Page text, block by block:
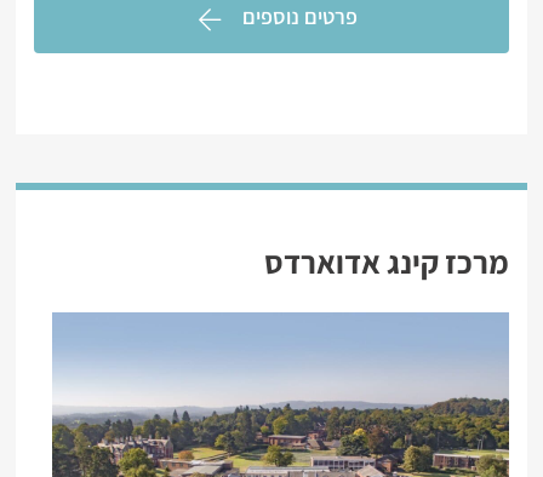
פרטים נוספים
מרכז קינג אדוארדס